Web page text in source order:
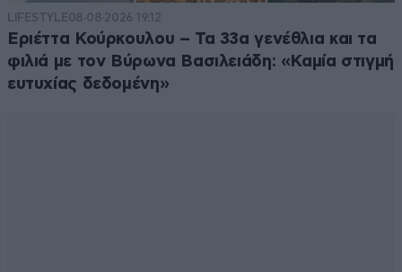
LIFESTYLE08·08·2026 19:12
Εριέττα Κούρκουλου – Τα 33α γενέθλια και τα
φιλιά με τον Βύρωνα Βασιλειάδη: «Καμία στιγμή
ευτυχίας δεδομένη»